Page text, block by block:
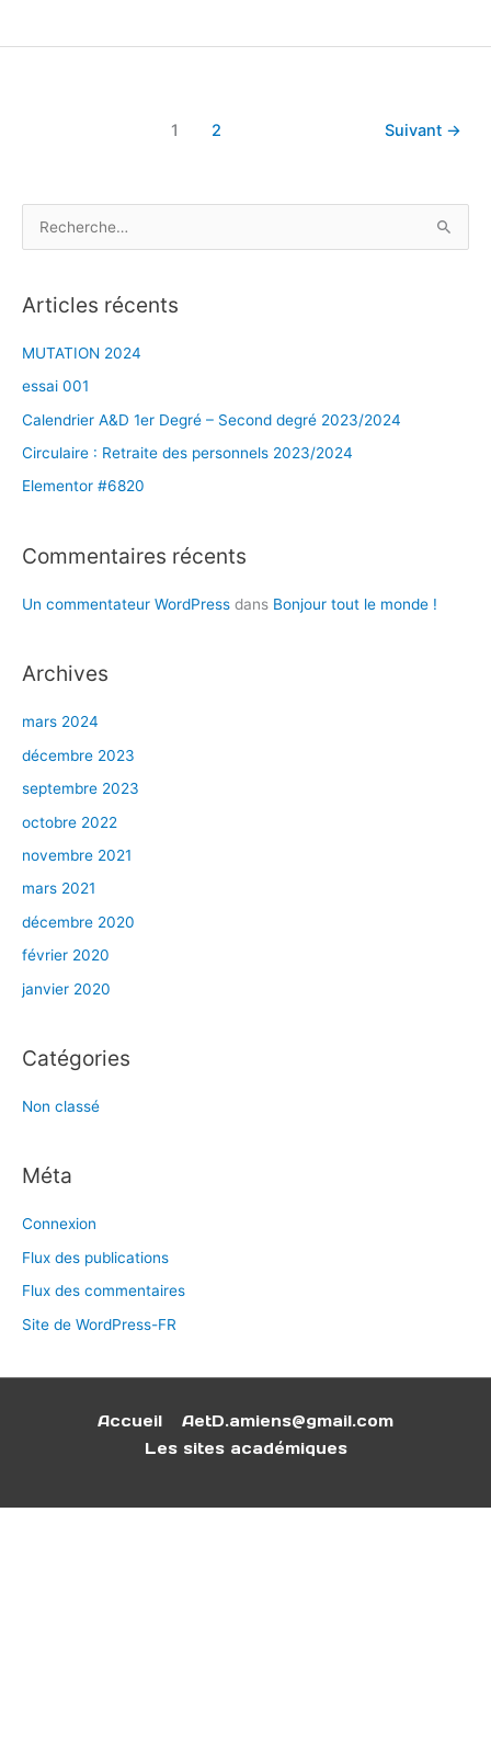
1 2 Suivant →
e
r
:
Articles récents
MUTATION 2024
essai 001
Calendrier A&D 1er Degré – Second degré 2023/2024
Circulaire : Retraite des personnels 2023/2024
Elementor #6820
Commentaires récents
Un commentateur WordPress dans Bonjour tout le monde !
Archives
mars 2024
décembre 2023
septembre 2023
octobre 2022
novembre 2021
mars 2021
décembre 2020
février 2020
janvier 2020
Catégories
Non classé
Méta
Connexion
Flux des publications
Flux des commentaires
Site de WordPress-FR
Accueil
AetD.amiens@gmail.com
Les sites académiques